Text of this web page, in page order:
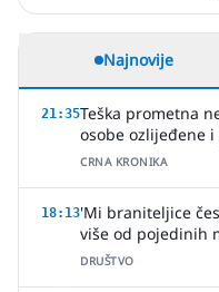
Najnovije
21:35Teška prometna
osobe ozlijeđene
CRNA KRONIKA
18:13'Mi braniteljice
više od pojedinih
DRUŠTVO